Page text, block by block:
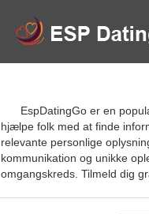
EspDatingGo er en
hjælpe folk med at finde
relevante personlige
kommunikation og unikke
omgangskreds. Tilmeld dig